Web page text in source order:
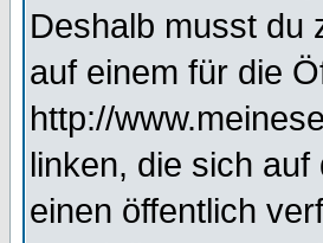
Deshalb musst du
auf einem für die
http://
linken, die sich
einen öffentlich